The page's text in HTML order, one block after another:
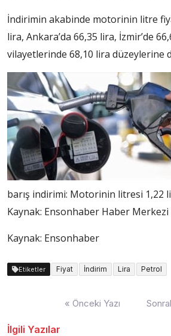
İndirimin akabinde motorinin litre
lira, Ankara’da 66,35 lira, İzmir’de
vilayetlerinde 68,10 lira düzeylerine
barış indirimi: Motorinin litresi 1,22
Kaynak: Ensonhaber Haber Merkezi
Kaynak: Ensonhaber
Etiketler Fiyat İndirim Lira Petrol
« Önceki Yazı
İlgili Yazılar